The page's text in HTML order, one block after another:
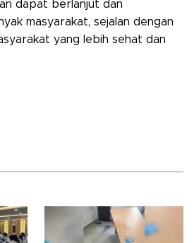
dapat berlanjut dan
masyarakat, sejalan dengan
yang lebih sehat dan